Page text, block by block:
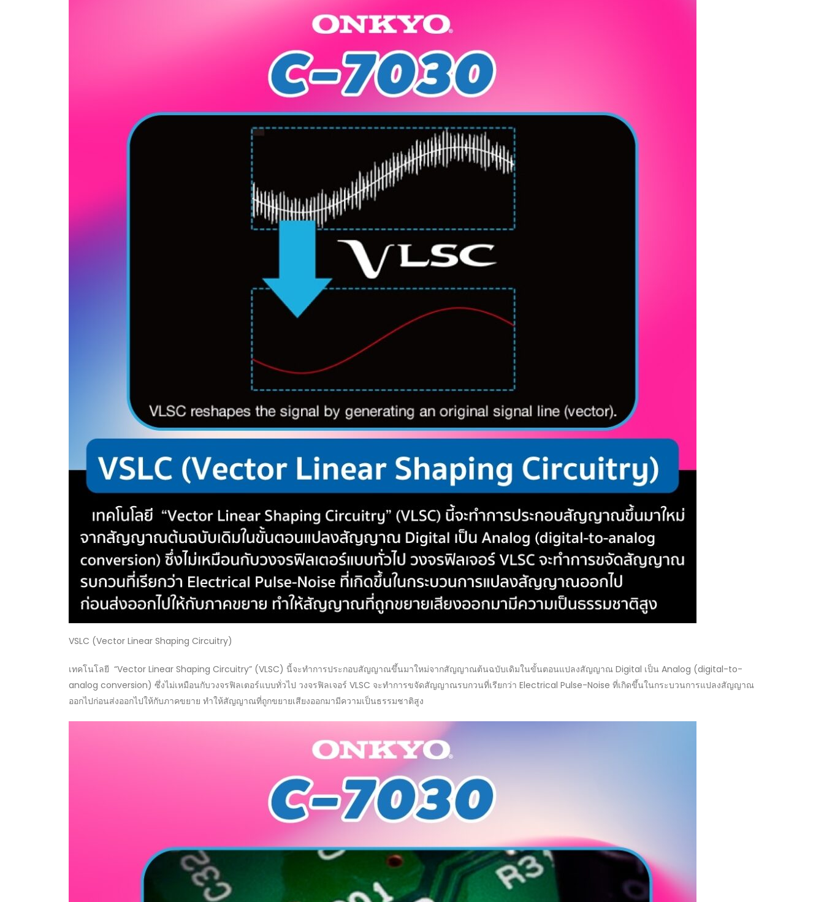
VSLC (Vector Linear Shaping Circuitry)
เทคโนโลยี “Vector Linear Shaping Circuitry” (VLSC) นี้จะทำการประกอบสัญญาณขึ้นมาใหม่จากสัญญาณต้นฉบับเดิมในขั้นตอนแปลงสัญญาณ Digital เป็น Analog (digital-to-
analog conversion) ซึ่งไม่เหมือนกับวงจรฟิลเตอร์แบบทั่วไป วงจรฟิลเจอร์ VLSC จะทำการขจัดสัญญาณรบกวนที่เรียกว่า Electrical Pulse-Noise ที่เกิดขึ้นในกระบวนการแปลงสัญญาณ
ออกไปก่อนส่งออกไปให้กับภาคขยาย ทำให้สัญญาณที่ถูกขยายเสียงออกมามีความเป็นธรรมชาติสูง